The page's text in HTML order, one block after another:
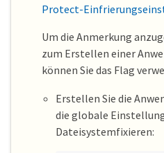
Protect-
Um die Anmerkung
zum Erstellen einer
können Sie das Flag
Erstellen Sie die
die globale
Dateisystemfixieren: